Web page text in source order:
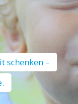
schenken –